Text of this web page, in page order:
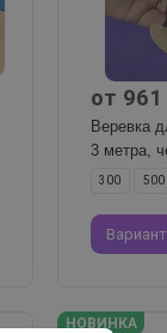
от
Веревка
3 метра,
300 500
НОВИНКА